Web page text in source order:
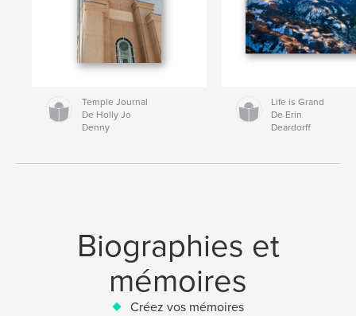
Temple Journal
De Holly Jo
Denny
Life is Grand
De Erin
Deardorff
Biographies et
mémoires
Créez vos mémoires